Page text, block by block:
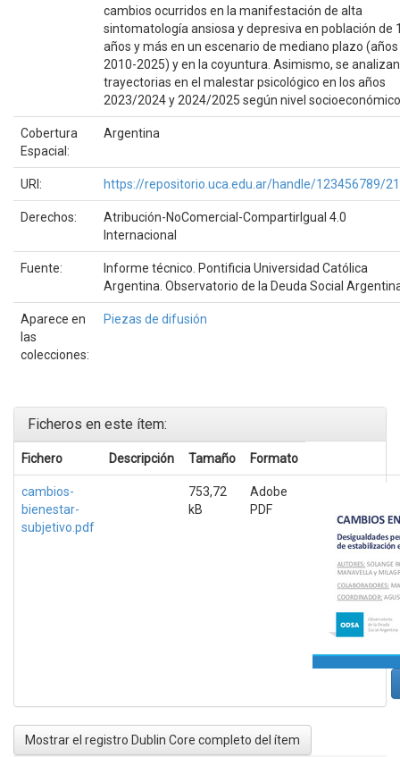
cambios ocurridos en la manifestación de alta
sintomatología ansiosa y depresiva en población de
años y más en un escenario de mediano plazo (años
2010-2025) y en la coyuntura. Asimismo, se
trayectorias en el malestar psicológico en los años
2023/2024 y 2024/2025 según nivel
Cobertura
Espacial:
Argentina
URI: https://repositorio.uca.edu.ar/handle/123456789/
Derechos:
Atribución-NoComercial-CompartirIgual 4.0
Internacional
Fuente:
Informe técnico. Pontificia Universidad Católica
Argentina. Observatorio de la Deuda Social
Aparece en
las
colecciones:
Piezas de difusión
Ficheros en este ítem:
Fichero Descripción Tamaño Formato
cambios-
bienestar-
subjetivo.pdf
753,72
kB
Adobe
PDF
Mostrar el registro Dublin Core completo del ítem